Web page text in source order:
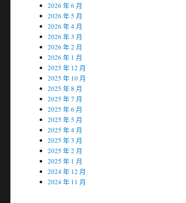
2026 年 6 月
2026 年 5 月
2026 年 4 月
2026 年 3 月
2026 年 2 月
2026 年 1 月
2025 年 12 月
2025 年 10 月
2025 年 8 月
2025 年 7 月
2025 年 6 月
2025 年 5 月
2025 年 4 月
2025 年 3 月
2025 年 2 月
2025 年 1 月
2024 年 12 月
2024 年 11 月